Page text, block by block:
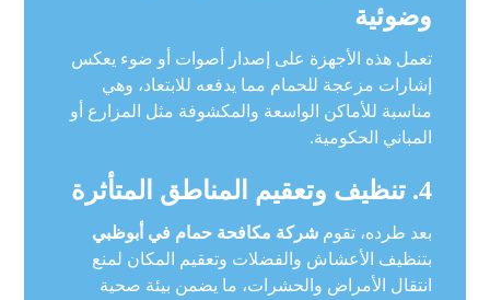
وضوئية
تعمل هذه الأجهزة على إصدار أصوات أو ضوء يعكس
إشارات مزعجة للحمام مما يدفعه للابتعاد، وهي
مناسبة للأماكن الواسعة والمكشوفة مثل المزارع أو
المباني الحكومية.
4. تنظيف وتعقيم المناطق المتأثرة
بعد طرده، تقومشركة مكافحة حمام في أبوظبي
بتنظيف الأعشاش والفضلات وتعقيم المكان لمنع
انتقال الأمراض والحشرات، ما يضمن بيئة صحية